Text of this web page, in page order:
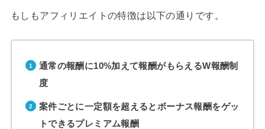
もしもアフィリエイトの特徴は以下の通りです。
通常の報酬に10%加えて報酬がもらえるW報酬制
度
案件ごとに一定額を超えるとボーナス報酬をゲッ
トできるプレミアム報酬